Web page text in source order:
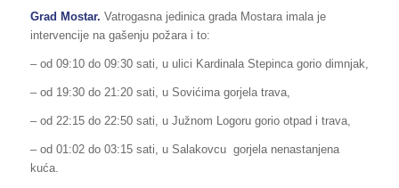
Grad Mostar. Vatrogasna jedinica grada Mostara imala je
intervencije na gašenju požara i to:
– od 09:10 do 09:30 sati, u ulici Kardinala Stepinca gorio dimnjak,
– od 19:30 do 21:20 sati, u Sovićima gorjela trava,
– od 22:15 do 22:50 sati, u Južnom Logoru gorio otpad i trava,
– od 01:02 do 03:15 sati, u Salakovcu gorjela nenastanjena
kuća.